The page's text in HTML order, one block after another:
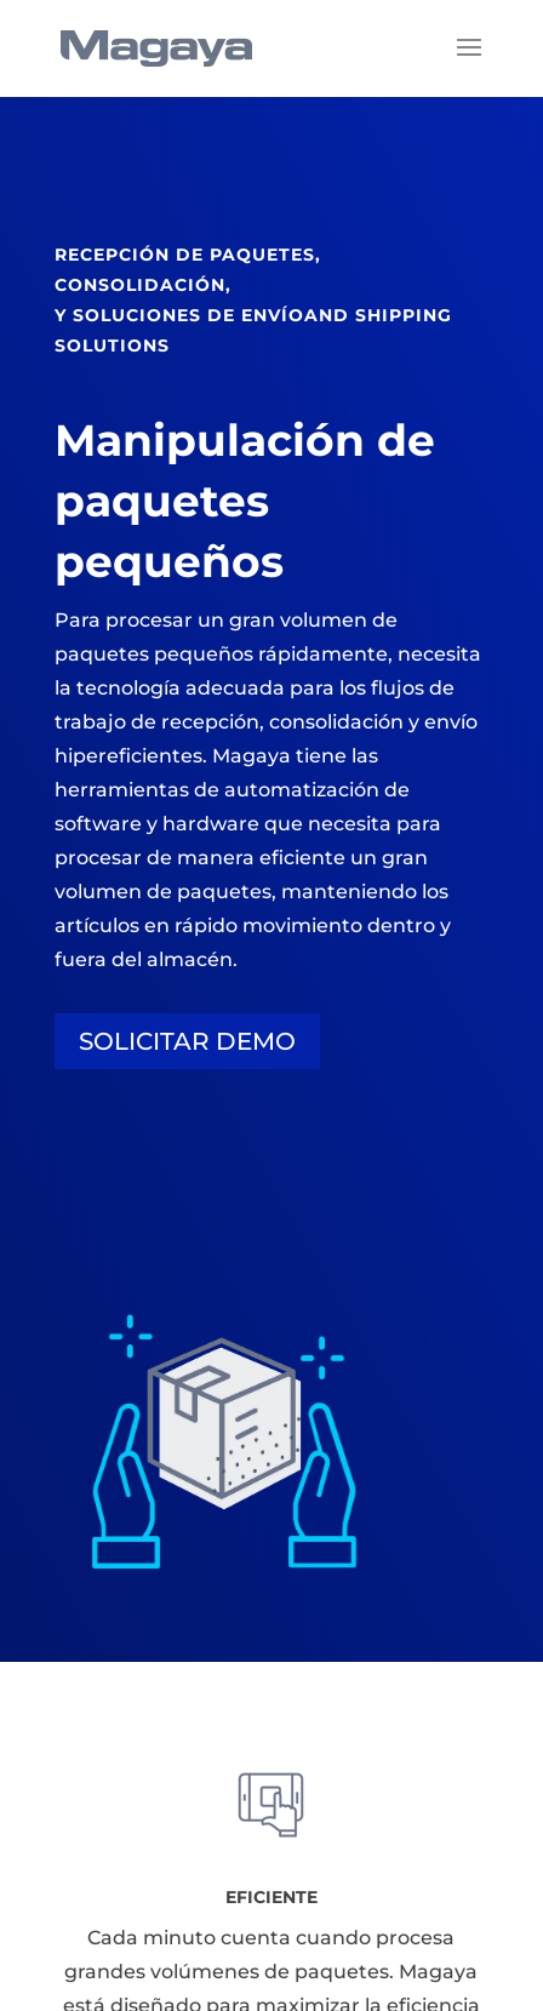
RECEPCIÓN DE PAQUETES,
CONSOLIDACIÓN,
Y SOLUCIONES DE ENVÍOAND SHIPPING
SOLUTIONS
Manipulación de
paquetes
pequeños
Para procesar un gran volumen de
paquetes pequeños rápidamente, necesita
la tecnología adecuada para los flujos de
trabajo de recepción, consolidación y envío
hipereficientes. Magaya tiene las
herramientas de automatización de
software y hardware que necesita para
procesar de manera eficiente un gran
volumen de paquetes, manteniendo los
artículos en rápido movimiento dentro y
fuera del almacén.
SOLICITAR DEMO
EFICIENTE
Cada minuto cuenta cuando procesa
grandes volúmenes de paquetes. Magaya
está diseñado para maximizar la eficiencia